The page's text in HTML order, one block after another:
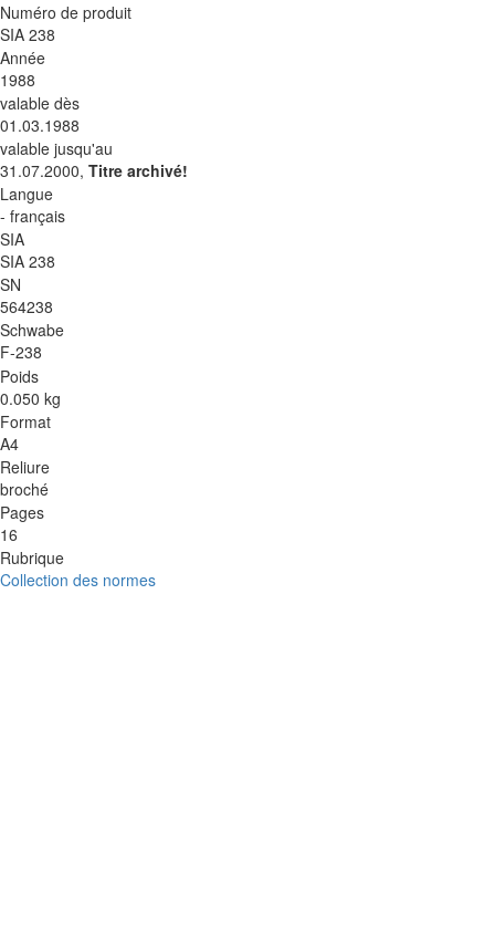
Numéro de produit
SIA 238
Année
1988
valable dès
01.03.1988
valable jusqu'au
31.07.2000, Titre archivé!
Langue
- français
SIA
SIA 238
SN
564238
Schwabe
F-238
Poids
0.050 kg
Format
A4
Reliure
broché
Pages
16
Rubrique
Collection des normes